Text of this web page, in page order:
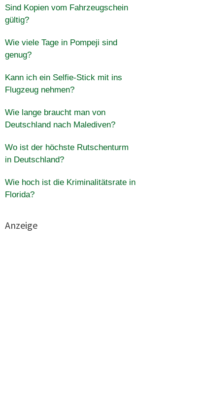
Sind Kopien vom Fahrzeugschein
gültig?
Wie viele Tage in Pompeji sind
genug?
Kann ich ein Selfie-Stick mit ins
Flugzeug nehmen?
Wie lange braucht man von
Deutschland nach Malediven?
Wo ist der höchste Rutschenturm
in Deutschland?
Wie hoch ist die Kriminalitätsrate in
Florida?
Anzeige